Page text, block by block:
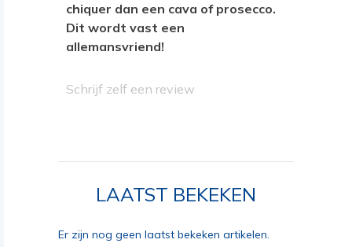
chiquer dan een cava of prosecco.
Dit wordt vast een
allemansvriend!
Schrijf zelf een review
LAATST BEKEKEN
Er zijn nog geen laatst bekeken artikelen.